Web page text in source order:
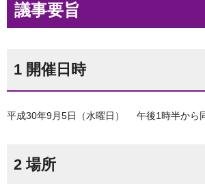
議事要旨
1 開催日時
平成30年9月5日（水曜日） 午後1時半から
2 場所